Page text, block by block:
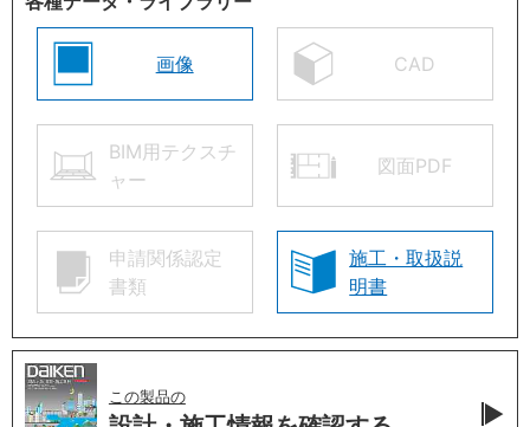
画像 CAD
BIM用テクスチ
ャー
図面PDF
申請関係認定
書類
施工・取扱説
明書
この製品の